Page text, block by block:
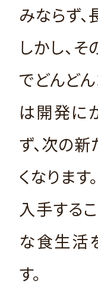
みならず
しかし、
でどんど
は開発に
ず、次の
くなりま
入手する
な食生活
す。